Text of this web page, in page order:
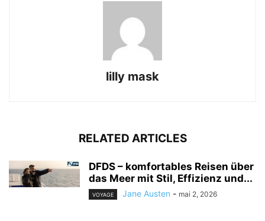
lilly mask
RELATED ARTICLES
DFDS – komfortables Reisen über
das Meer mit Stil, Effizienz und...
VOYAGE Jane Austen - mai 2, 2026